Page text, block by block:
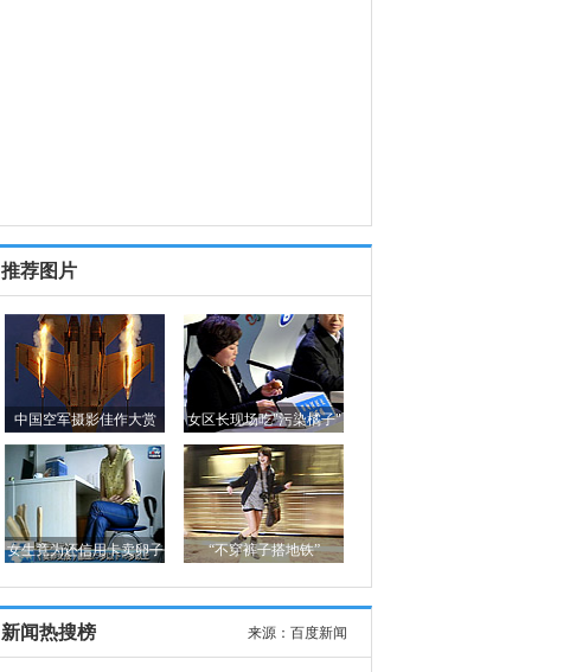
推荐图片
中国空军摄影佳作大赏 女区长现场吃"污染橘子"
女生竟为还信用卡卖卵子 “不穿裤子搭地铁”
来源： 百度新闻
新闻热搜榜